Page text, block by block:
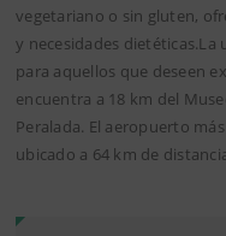
vegetariano o sin gluten,
y necesidades dietéticas.La
para aquellos que deseen
encuentra a 18 km del
Peralada. El aeropuerto
ubicado a 64 km de